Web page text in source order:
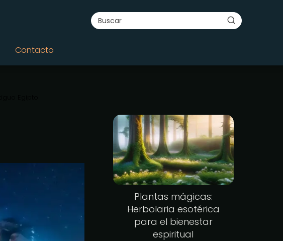
Contacto
Plantas mágicas:
Herbolaria esotérica
para el bienestar
espiritual